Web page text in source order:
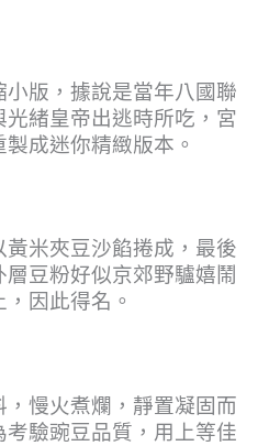
小版，據說是當年八國聯
緒皇帝出逃時所吃，宮
成迷你精緻版本。
米夾豆沙餡捲成，最後
豆粉好似京郊野驢嬉鬧
因此得名。
慢火煮爛，靜置凝固而
驗豌豆品質，用上等佳